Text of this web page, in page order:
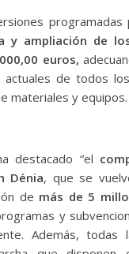
programadas
y ampliación de
euros,
actuales de todos
materiales y equipos.
destacado “el
Dénia, que se
de más de 5
y
Además, todas